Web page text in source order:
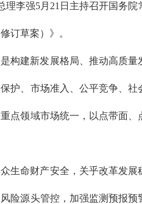
李强5月21日主持召开国务
订草案）》。
构建新发展格局、推动高质
护、市场准入、公平竞争、
点领域市场统一，以点带面
生命财产安全，关乎改革发
险源头管控，加强监测预报